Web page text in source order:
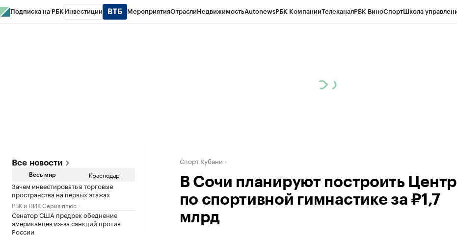
Подписка на РБК Инвестиции МероприятияОтраслиНедвижимостьAutonewsРБК КомпанииТелеканалРБК ВиноСпортШкола
Все новости
Весь мир Краснодар
Зачем инвестировать в торговые
пространства на первых этажах
РБК и ПИК Серия плюс
Сенатор США предрек обеднение
американцев из-за санкций против
России
Спорт Кубани
В Сочи планируют построить Центр
по спортивной гимнастике за ₽1,7
млрд